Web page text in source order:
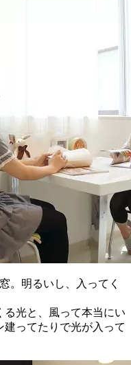
。明るいし、入ってく
る光と、風って本当にい
ってたりで光が入って